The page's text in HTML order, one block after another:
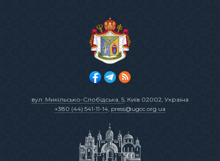
вул. Микільсько-Слобідська, 5, Київ 02002, Україна
+380 (44) 541-11-14, press@ugcc.org.ua